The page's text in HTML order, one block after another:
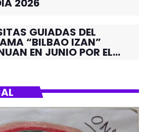
2026
GUIADAS DEL
“BILBAO IZAN”
EN JUNIO POR EL